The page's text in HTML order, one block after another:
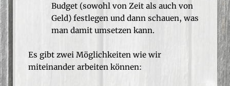
Budget (sowohl von Zeit als auch von
Geld) festlegen und dann schauen, was
man damit umsetzen kann.
Es gibt zwei Möglichkeiten wie wir
miteinander arbeiten können: